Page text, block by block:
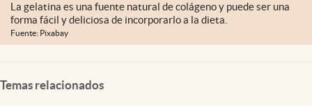
La gelatina es una fuente natural de colágeno y puede ser una
forma fácil y deliciosa de incorporarlo a la dieta.
Fuente: Pixabay
Temas relacionados